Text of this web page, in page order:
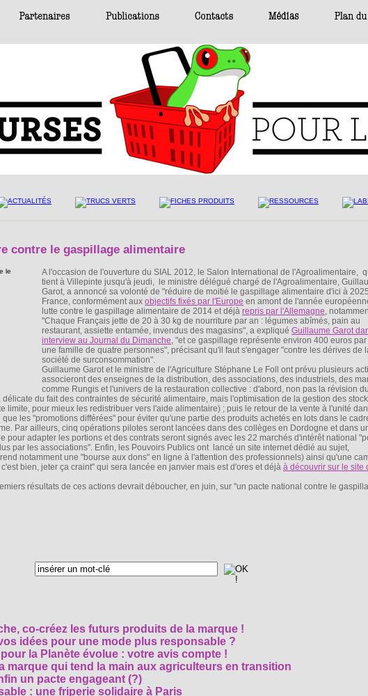
contre le gaspillage alimentaire
A l'occasion de l'ouverture du SIAL 2012, le Salon International de l'Agroalimentaire,
tient à Villepinte jusqu'à jeudi, le ministre délégué chargé de l'Agroalimentaire,
Garot, a annoncé sa volonté de "réduire de moitié le gaspillage alimentaire d'ici à
France, conformément aux objectifs fixés par l'Europe en amont de l'année
lutte contre le gaspillage alimentaire de 2014 et déjà repris par l'Allemagne,
"Chaque Français jette de 20 à 30 kg de nourriture par an : légumes abîmés, pain au
restaurant, assiette entamée, invendus des magasins", a expliqué Guillaume Garot
interview au Journal du Dimanche, "et ce gaspillage représente environ 400 euros
une famille de quatre personnes", précisant qu'il faut s'engager "contre les dérives de
société de surconsommation".
Guillaume Garot et le ministre de l'Agriculture Stéphane Le Foll ont prévu plusieurs
associeront des enseignes de la distribution, des associations, des industriels, des
comme Rungis et l'univers de la restauration collective : d'abord, non pas la révision
du fait des contraintes de sécurité alimentaire, mais l'optimisation de la gestion des
limite, pour mieux les redistribuer vers l'aide alimentaire) ; puis le retour de la vente à l'unité
les "promotions différées" pour éviter qu'une partie des produits achetés en lots dans le
Par ailleurs, cinq opérations pilotes seront lancées dans des collèges en Dordogne et dans
pour adapter les portions et des contrats seront signés avec les 22 marchés d'intérêt national
par les associations". Enfin, les Pouvoirs Publics ont lancé un site internet dédié au sujet,
notamment une "bourse aux dons" en ligne à l'attention des professionnels) ainsi qu'une
bien, jeter ça craint" qui sera lancée en janvier mais est d'ores et déjà à découvrir sur le site
résultats de ces actions devrait déboucher, en juin, sur "un pacte national contre le
co-créez les futurs produits de la marque !
idées pour une mode plus responsable ?
la Planète évolue : votre avis compte !
marque qui tend la main aux agriculteurs en transition
un pacte engageant (?)
: une friperie solidaire à Paris